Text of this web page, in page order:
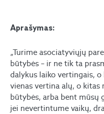
Aprašymas:
„Turime asociatyviųjų
būtybės – ir ne tik ta
dalykus laiko vertingais, o
vienas vertina alų, o
būtybės, arba bent mūsų
jei nevertintume vaikų,